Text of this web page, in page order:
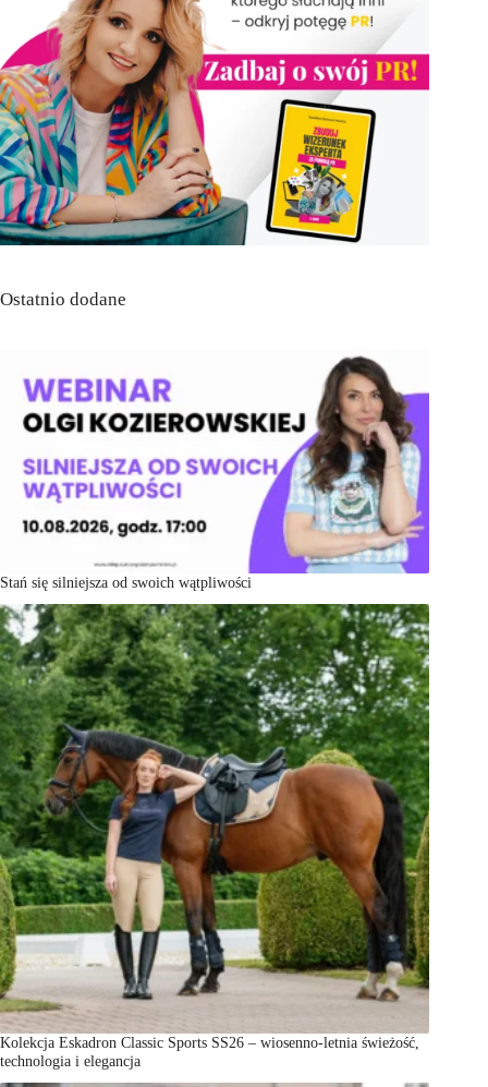
Ostatnio dodane
Stań się silniejsza od swoich wątpliwości
Kolekcja Eskadron Classic Sports SS26 – wiosenno-letnia świeżość,
technologia i elegancja